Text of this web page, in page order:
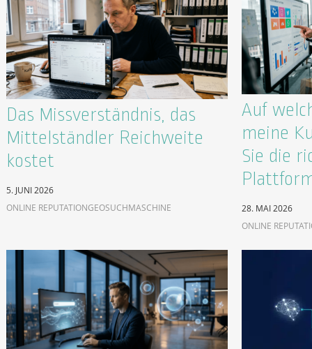
Das Missverständnis, das
Mittelständler Reichweite
kostet
5. JUNI 2026
ONLINE REPUTATIONGEOSUCHMASCHINE
Auf
meine
Sie die
28. MAI 2026
ONLINE